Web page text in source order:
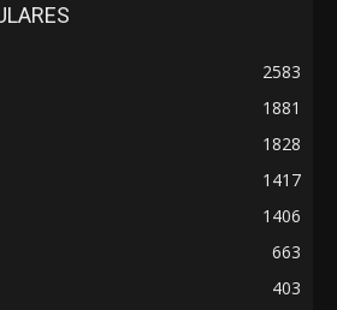
2583
1881
1828
1417
1406
663
403